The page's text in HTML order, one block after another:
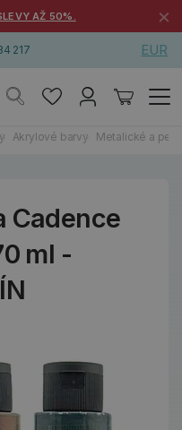
AŽ 50%. ×
217 EUR
Akrylové barvy Metalické a
Cadence
ml -